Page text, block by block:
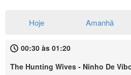
Hoje Amanhã
00:30 às 01:20
The Hunting Wives - Ninho De